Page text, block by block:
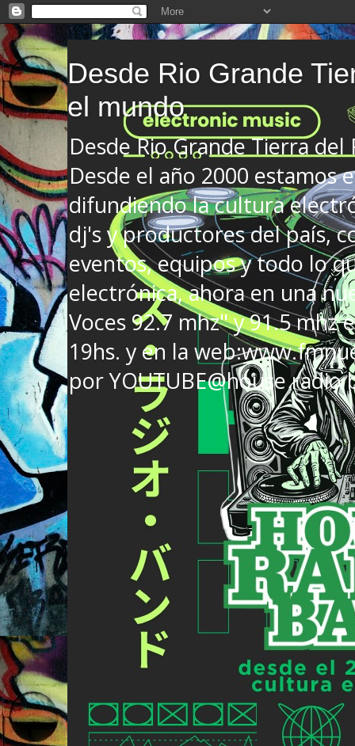
Desde Rio Grande
el mundo
Desde Rio Grande Tierra
Desde el año 2000 estamos
difundiendo la cultura
dj's y productores del país,
eventos, equipos y todo lo
electrónica, ahora en una
Voces 92.7 mhz" y 91.5 mhz
19hs. y en la
por YOUTUBE@house radio